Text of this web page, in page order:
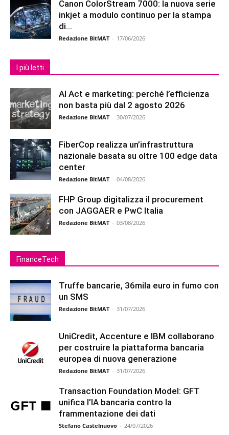
Canon ColorStream 7000: la nuova serie
inkjet a modulo continuo per la stampa
di...
Redazione BitMAT - 17/06/2026
I più letti
AI Act e marketing: perché l’efficienza
non basta più dal 2 agosto 2026
Redazione BitMAT - 30/07/2026
FiberCop realizza un’infrastruttura
nazionale basata su oltre 100 edge data
center
Redazione BitMAT - 04/08/2026
FHP Group digitalizza il procurement
con JAGGAER e PwC Italia
Redazione BitMAT - 03/08/2026
FinanceTech
Truffe bancarie, 36mila euro in fumo con
un SMS
Redazione BitMAT - 31/07/2026
UniCredit, Accenture e IBM collaborano
per costruire la piattaforma bancaria
europea di nuova generazione
Redazione BitMAT - 31/07/2026
Transaction Foundation Model: GFT
unifica l’IA bancaria contro la
frammentazione dei dati
Stefano Castelnuovo - 24/07/2026